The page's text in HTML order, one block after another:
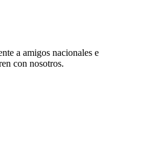
a amigos nacionales e
con nosotros.